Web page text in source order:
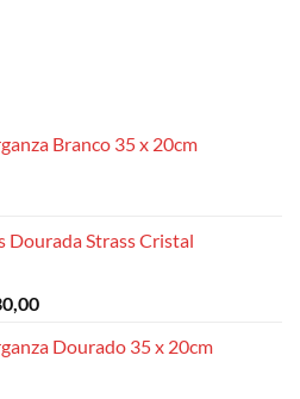
Branco 35 x 20cm
Dourada Strass Cristal
Faixa
preço:
Dourado 35 x 20cm